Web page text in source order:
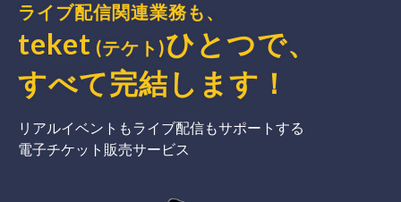
ライブ配信関連業務も、
teket (テケト)ひとつで、
すべて完結 します ！
リアルイベントもライブ配信もサポートする
電子チケット販売サービス